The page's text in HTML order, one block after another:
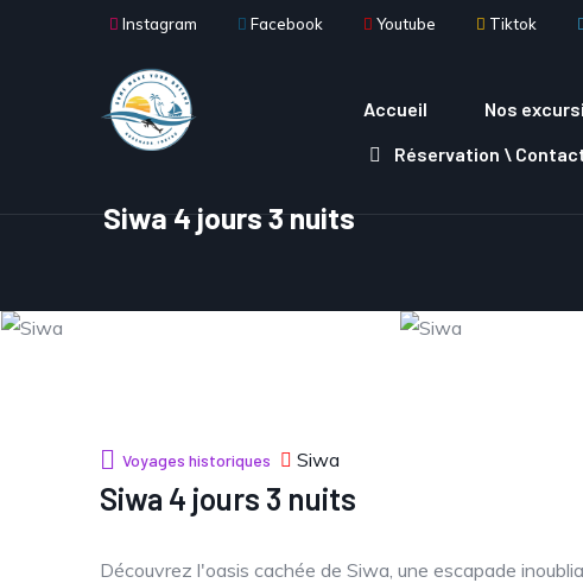
Aller au contenu principal
Instagram Facebook Youtube Tiktok
Main navigation
Accueil Nos
Réservation \
Siwa 4 jours 3 nuits
Voyages historiques Siwa
Siwa 4 jours 3 nuits
Découvrez l'oasis cachée de Siwa, une escapade